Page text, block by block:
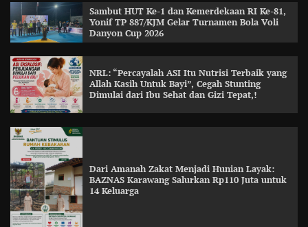
Sambut HUT Ke-1 dan Kemerdekaan RI Ke-81,
Yonif TP 887/KJM Gelar Turnamen Bola Voli
Danyon Cup 2026
NRL: “Percayalah ASI Itu Nutrisi Terbaik yang
Allah Kasih Untuk Bayi”, Cegah Stunting
Dimulai dari Ibu Sehat dan Gizi Tepat,!
Dari Amanah Zakat Menjadi Hunian Layak:
BAZNAS Karawang Salurkan Rp110 Juta untuk
14 Keluarga